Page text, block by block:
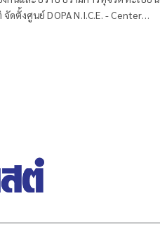
ดตั้งศูนย์ DOPA N.I.C.E. - Center